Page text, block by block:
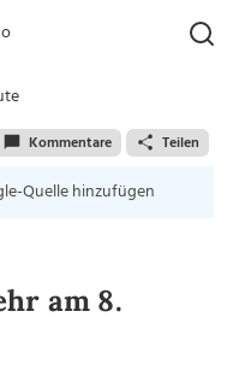
Kommentare Teilen
Quelle hinzufügen
am 8.